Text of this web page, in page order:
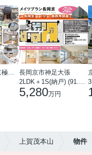
長岡京市神足大張
5,280万円
上賀茂本山 物件